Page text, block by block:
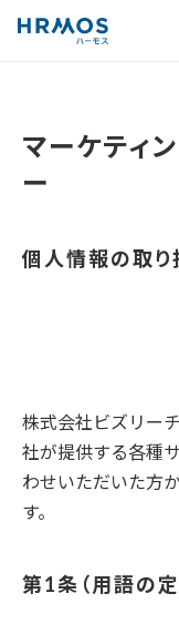
マーケティ
ー
個人情報の取り
株式会社ビズリー
社が提供する各種
わせいただいた方
す。
用語の